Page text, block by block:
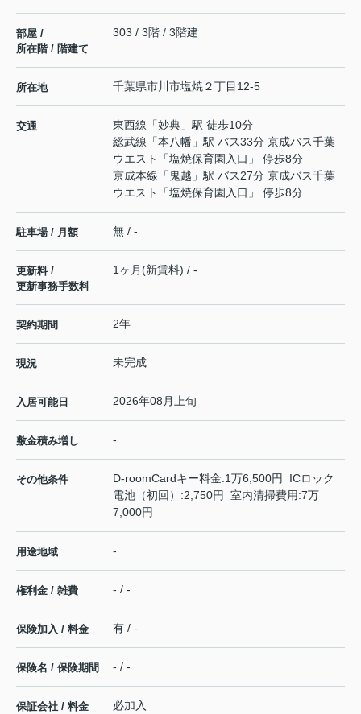
部屋 /
所在階 / 階建て
303 / 3階 / 3階建
所在地 千葉県市川市塩焼２丁目12-5
交通 東西線 「妙典 」駅 徒歩10分
総武線 「本八幡 」駅 バス33分 京成バス千葉
ウエスト「塩焼保育園入口」 停歩8分
京成本線 「 鬼越 」駅 バス27分 京成バス千葉
ウエスト「塩焼保育園入口」 停歩8分
駐車場 / 月額 無 / -
更新料 /
更新事務手数料
1ヶ月(新賃料) / -
契約期間 2年
現況 未完成
入居可能日 2026年08月上旬
敷金積み増し -
その他条件
D-roomCardキー料金:1万6,500円 ICロック
電池（初回）:2,750円 室内清掃費用:7万
7,000円
用途地域 -
権利金 / 雑費 - / -
保険加入 / 料金 有 / -
保険名 / 保険期間 - / -
保証会社 / 料金
必加入